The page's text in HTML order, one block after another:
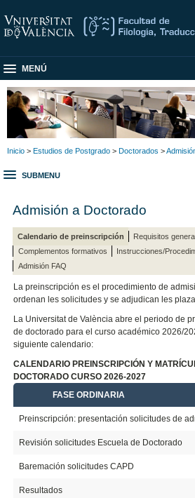
MENÚ
Inicio > Estudios de Postgrado > Doctorados >
SUBMENU
Admisión a Doctorado
Calendario de preinscripción
Requisitos
Complementos formativos
Instrucciones/
Admisión FAQ
La preinscripción es el procedimiento de
ordenan les solicitudes y se adjudican les
La Universitat de València abre el periodo de
de doctorado para el curso académico 2026/
siguiente calendario:
CALENDARIO PREINSCRIPCIÓN Y
DOCTORADO CURSO 2026-2027
FASE ORDINARIA
Preinscripción: presentación solicitudes de
Revisión solicitudes Escuela de Doctorado
Baremación solicitudes CAPD
Resultados